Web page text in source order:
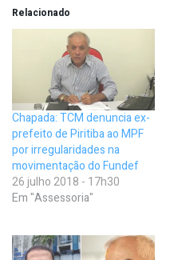
Relacionado
Chapada: TCM denuncia ex-
prefeito de Piritiba ao MPF
por irregularidades na
movimentação do Fundef
26 julho 2018 - 17h30
Em "Assessoria"